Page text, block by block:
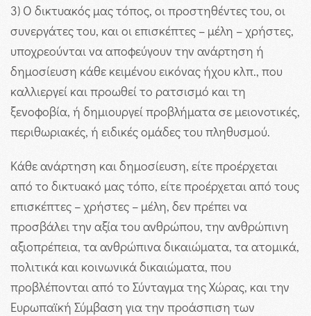
3) Ο δικτυακός μας τόπος, οι προστηθέντες του, οι
συνεργάτες του, και οι επισκέπτες – μέλη – χρήστες,
υποχρεούνται να αποφεύγουν την ανάρτηση ή
δημοσίευση κάθε κειμένου εικόνας ήχου κλπ., που
καλλιεργεί και προωθεί το ρατσισμό και τη
ξενοφοβία, ή δημιουργεί προβλήματα σε μειονοτικές,
περιθωριακές, ή ειδικές ομάδες του πληθυσμού.
Κάθε ανάρτηση και δημοσίευση, είτε προέρχεται
από το δικτυακό μας τόπο, είτε προέρχεται από τους
επισκέπτες – χρήστες – μέλη, δεν πρέπει να
προσβάλει την αξία του ανθρώπου, την ανθρώπινη
αξιοπρέπεια, τα ανθρώπινα δικαιώματα, τα ατομικά,
πολιτικά και κοινωνικά δικαιώματα, που
προβλέπονται από το Σύνταγμα της Χώρας, και την
Ευρωπαϊκή Σύμβαση για την προάσπιση των